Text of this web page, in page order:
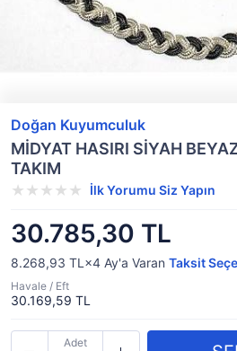
Doğan Kuyumculuk
MİDYAT HASIRI SİYAH
TAKIM
İlk Yorumu Siz Yapın
30.785,30 TL
8.268,93 TL×4 Ay'a Varan Taksit
Havale / Eft
30.169,59 TL
Adet